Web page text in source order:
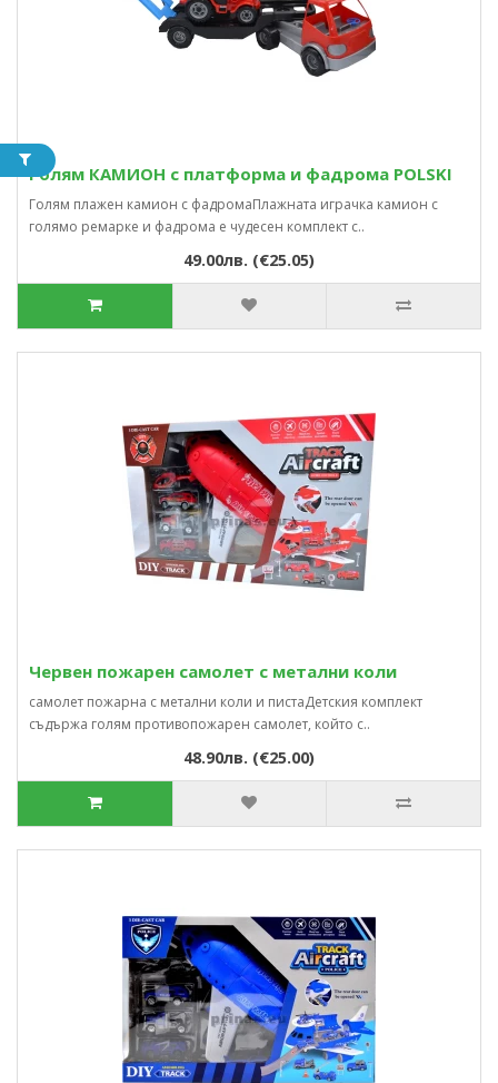
Голям КАМИОН с платформа и фадрома POLSKI
Голям плажен камион с фадромаПлажната играчка камион с
голямо ремарке и фадрома е чудесен комплект с..
49.00лв. (€25.05)
Червен пожарен самолет с метални коли
самолет пожарна с метални коли и пистаДетския комплект
съдържа голям противопожарен самолет, който с..
48.90лв. (€25.00)